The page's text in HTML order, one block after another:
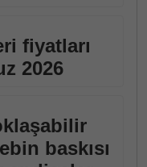
fiyatları
2026
baskısı